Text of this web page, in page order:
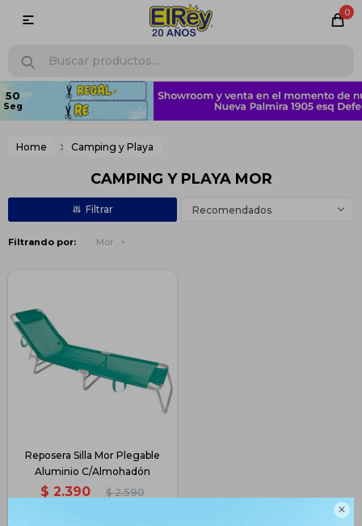

0

Home Camping y Playa
CAMPING Y PLAYA MOR
Recomendados
Filtrando por: Mor
Reposera Silla Mor Plegable
Aluminio C/Almohadón
$ 2.390 $ 2.590